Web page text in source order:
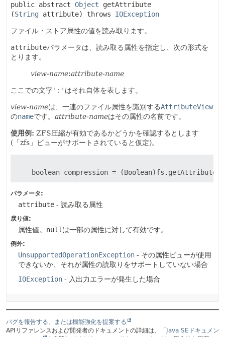
public abstract Object
getAttribute
(String attribute) throws IOException
ファイル・ストア属性の値を読み取ります。
attributeパラメータは、読み取る属性を指定し、次の形式を
とります。
view-name:attribute-name
ここでの文字':' はそれ自体を表します。
view-nameは、一連のファイル属性を識別するAttributeView
のnameです。 attribute-nameはその属性の名前です。
使用例: ZFS圧縮が有効であるかどうかを確認するとします
(「zfs」ビューがサポートされていると仮定)。
パラメータ:
attribute - 読み取る属性
戻り値:
属性値。 null は一部の属性に対して有効です。
例外:
UnsupportedOperationException - その属性ビューが使用
できないか、それが属性の読取りをサポートしていない場合
IOException - 入出力エラーが発生した場合
バグを報告する、または機能強化を提案する
APIリファレンスおよび開発者のドキュメントの詳細は、
「Java SEドキュメン